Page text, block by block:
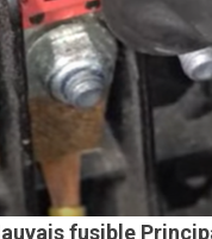
fusible